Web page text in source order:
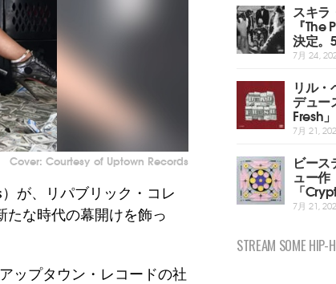
Cover: Courtesy of Uptown Records
が、リパブリック・コレ
たな時代の幕開けを飾っ
ップタウン・レコードの社
スキラ
『
決定。
7月 24,
リル
デュー
Fresh
7月 21,
ビー
ュー
「
7月 21,
STREAM SOME HIP-